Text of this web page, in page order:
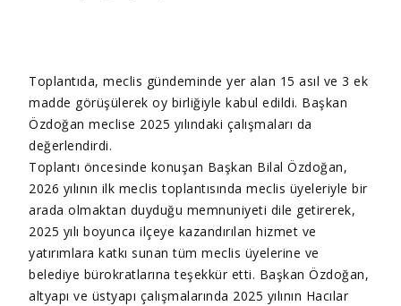
Toplantıda, meclis gündeminde yer alan 15 asıl ve 3 ek
madde görüşülerek oy birliğiyle kabul edildi. Başkan
Özdoğan meclise 2025 yılındaki çalışmaları da
değerlendirdi.
Toplantı öncesinde konuşan Başkan Bilal Özdoğan,
2026 yılının ilk meclis toplantısında meclis üyeleriyle bir
arada olmaktan duyduğu memnuniyeti dile getirerek,
2025 yılı boyunca ilçeye kazandırılan hizmet ve
yatırımlara katkı sunan tüm meclis üyelerine ve
belediye bürokratlarına teşekkür etti. Başkan Özdoğan,
altyapı ve üstyapı çalışmalarında 2025 yılının Hacılar